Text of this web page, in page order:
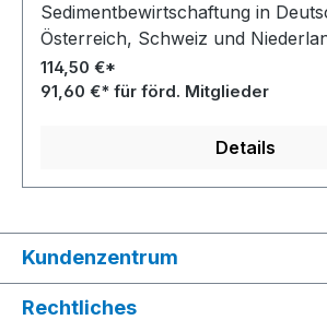
Sedimentbewirtschaftung in
Österreich, Schweiz und
hergestellt.
114,50 €*
91,60 €* für förd. Mitglieder
Details
Kundenzentrum
Rechtliches